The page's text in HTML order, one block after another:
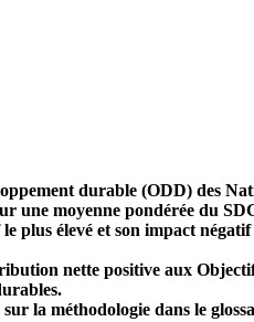
durable (ODD) des
une moyenne pondérée du
plus élevé et son impact
nette positive aux
la méthodologie dans le